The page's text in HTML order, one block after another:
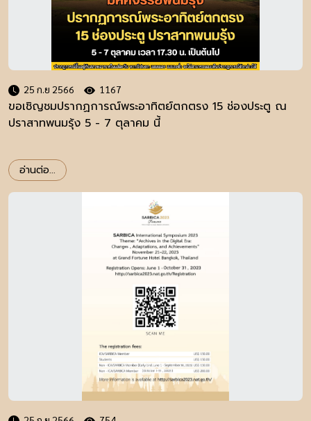
25 ก.ย 2566 1167
ขอเชิญชมปรากฏการณ์พระอาทิตย์ตกตรง 15 ช่องประตู ณ
ปราสาทพนมรุ้ง 5 - 7 ตุลาคม นี้
อ่านต่อ...